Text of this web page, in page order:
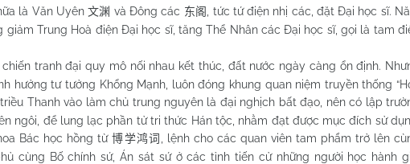
nữa là Văn Uyên文渊 và Đông các 东阁
, tức tứ điện nhị các, đặt Đại học sĩ.
giảm Trung Hoà điện Đại học sĩ, tăng Thể Nhân các Đại học sĩ, gọi là tam
, chiến tranh đại quy mô nối nhau kết thúc, đất nước ngày càng ổn định.
hưởng tư tưởng Khổng Mạnh, luôn đóng khung quan niệm truyền thống
triều Thanh vào làm chủ trung nguyên là đại nghịch bất đạo, nên có lập
ngôi, để lung lạc phần tử tri thức Hán tộc, nhằm đạt được mục đích sử
Bác học hồng từ博学鸿词
, lệnh cho các quan viên tam phẩm trở lên
cùng Bố chính sứ, Án sát sứ ở các tỉnh tiến cử những người học hành